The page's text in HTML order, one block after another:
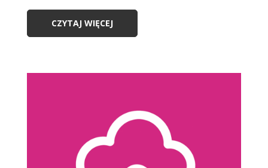
CZYTAJ WIĘCEJ